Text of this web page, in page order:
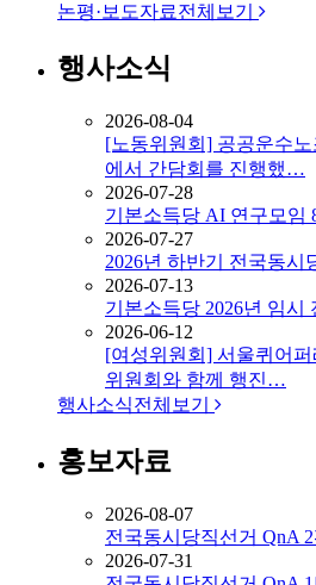
논평·보도자료전체보기
행사소식
2026-08-04
[노동위원회] 공공운수
에서 간담회를 진행했…
2026-07-28
기본소득당 AI 연구모임
2026-07-27
2026년 하반기 전국동시
2026-07-13
기본소득당 2026년 임시
2026-06-12
[여성위원회] 서울퀴어
위원회와 함께 행진…
행사소식전체보기
홍보자료
2026-08-07
전국동시당직선거 QnA 2
2026-07-31